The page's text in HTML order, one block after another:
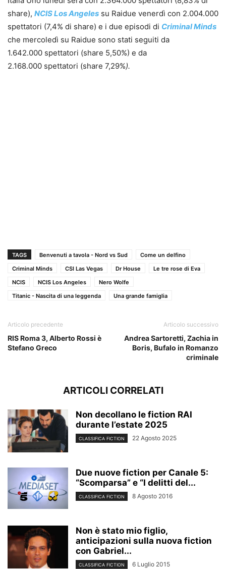
share), NCIS Los Angeles su Raidue venerdì con 2.004.000
spettatori (7,4% di share) e i due episodi di Criminal Minds
che mercoledì su Raidue sono stati seguiti da
1.642.000 spettatori (share 5,50%) e da
2.168.000 spettatori (share 7,29%).
TAGS Benvenuti a tavola - Nord vs Sud
Come un delfino
Criminal Minds
CSI Las Vegas Dr House
Le tre rose di Eva
NCIS
NCIS Los Angeles
Nero Wolfe
Titanic - Nascita di una leggenda
Una grande famiglia
Articolo precedente
RIS Roma 3, Alberto Rossi è
Stefano Greco
Articolo successivo
Andrea Sartoretti, Zachia in
Boris, Bufalo in Romanzo
criminale
ARTICOLI CORRELATI
Non decollano le fiction RAI
durante l’estate 2025
CLASSIFICA FICTION 22 Agosto 2025
Due nuove fiction per Canale 5:
“Scomparsa” e “I delitti del...
CLASSIFICA FICTION 8 Agosto 2016
Non è stato mio figlio,
anticipazioni sulla nuova fiction
con Gabriel...
CLASSIFICA FICTION 6 Luglio 2015